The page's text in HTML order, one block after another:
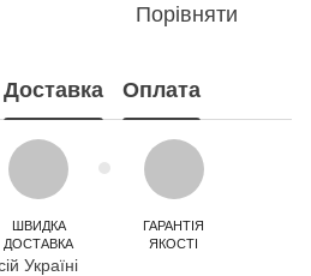
Порівняти
Доставка Оплата
ШВИДКА
ДОСТАВКА
ГАРАНТІЯ
ЯКОСТІ
Україні